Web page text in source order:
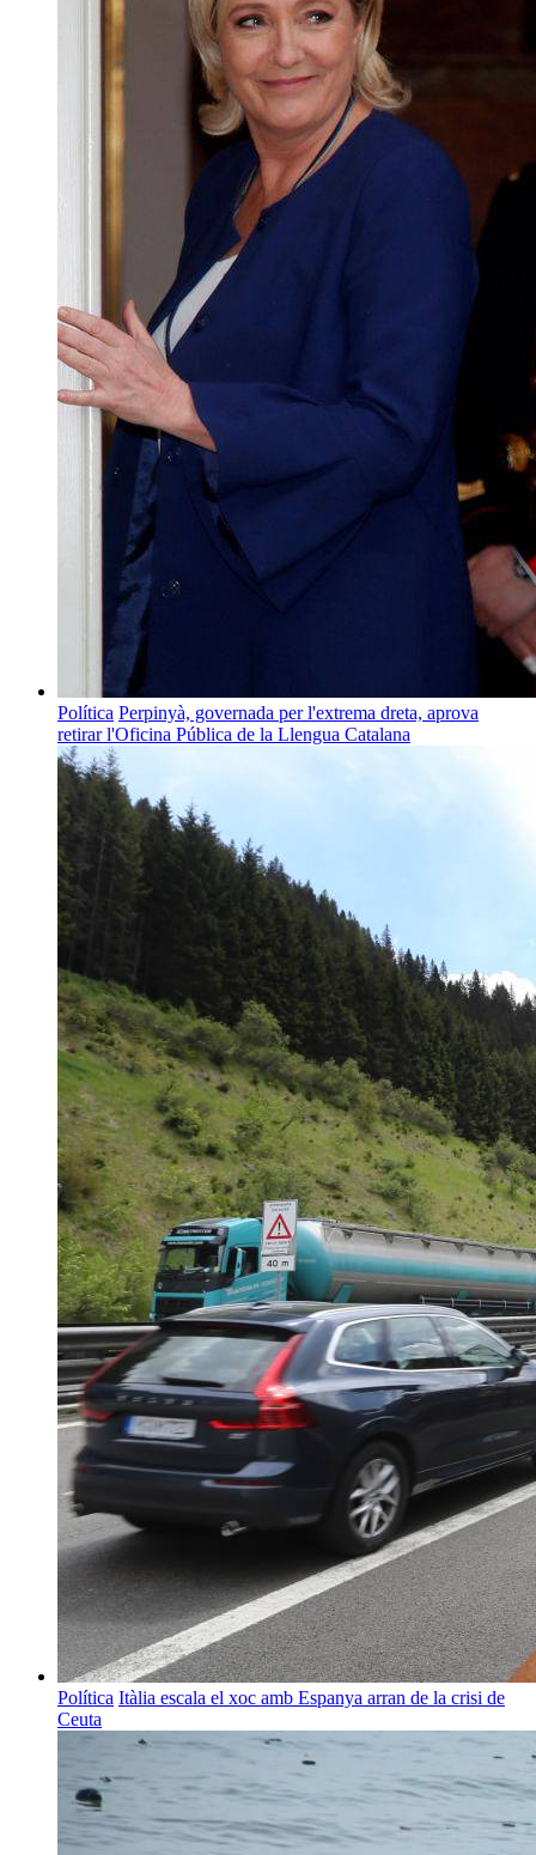
Política Perpinyà, governada per l'extrema dreta, aprova
retirar l'Oficina Pública de la Llengua Catalana
Política Itàlia escala el xoc amb Espanya arran de la crisi de
Ceuta